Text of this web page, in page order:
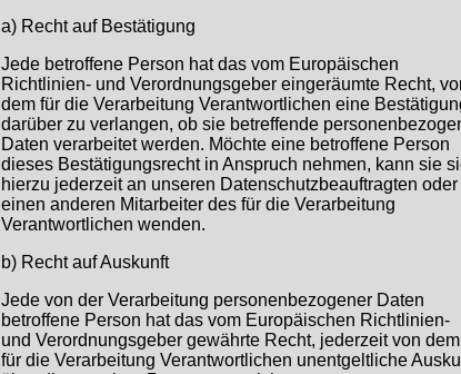
a) Recht auf Bestätigung
Jede betroffene Person hat das vom Europäischen
Richtlinien- und Verordnungsgeber eingeräumte Recht,
dem für die Verarbeitung Verantwortlichen eine
darüber zu verlangen, ob sie betreffende
Daten verarbeitet werden. Möchte eine betroffene Person
dieses Bestätigungsrecht in Anspruch nehmen, kann sie
hierzu jederzeit an unseren Datenschutzbeauftragten oder
einen anderen Mitarbeiter des für die Verarbeitung
Verantwortlichen wenden.
b) Recht auf Auskunft
Jede von der Verarbeitung personenbezogener Daten
betroffene Person hat das vom Europäischen Richtlinien-
und Verordnungsgeber gewährte Recht, jederzeit von dem
für die Verarbeitung Verantwortlichen unentgeltliche